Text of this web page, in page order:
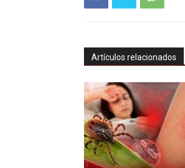
Artículos relacionados